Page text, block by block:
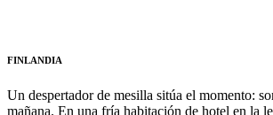
FINLANDIA
Un despertador de mesilla sitúa el momento:
mañana. En una fría habitación de hotel en la